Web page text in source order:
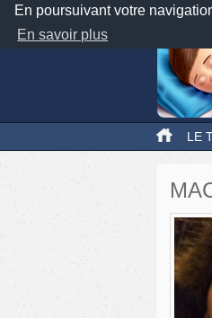
En poursuivant votre
En savoir plus
LE